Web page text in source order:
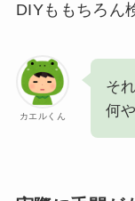
DIYももちろん
カエルくん
そ
何